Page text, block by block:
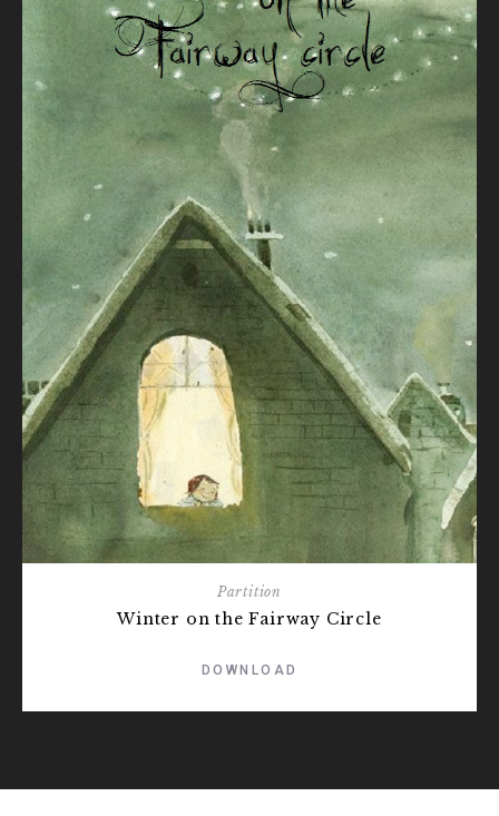
Partition
Winter on the Fairway Circle
DOWNLOAD